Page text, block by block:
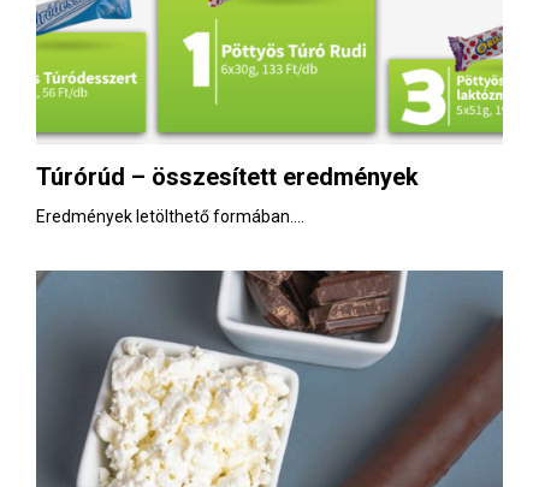
Túrórúd – összesített eredmények
Eredmények letölthető formában....